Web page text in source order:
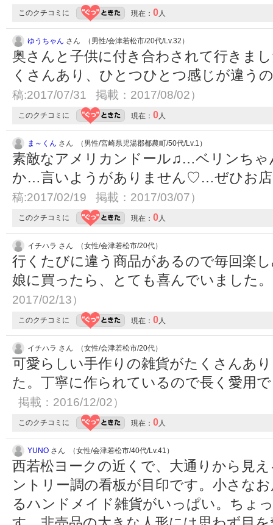
このクチコミに 現在： 0 人
ゆうちゃん さん （男性/会津若松市/20代/Lv.32）
奥さんと子供に付き合わされて行きま
くさんあり、ひとつひとつ感じが違う
稿:2017/07/31 掲載：2017/08/02）
このクチコミに 現在： 0 人
ま～くん さん （男性/宮崎県児湯郡都農町/50代/Lv.1）
素敵なアメリカンドール♫…ベリンち
か…言いようがありません♡…ぜひお
稿:2017/02/19 掲載：2017/03/07）
このクチコミに 現在： 0 人
イチハラ さん （女性/会津若松市/20代）
行くたびに違う商品があるので毎回楽
娘に買ったら、とても喜んでいました
2017/02/13）
このクチコミに 現在： 0 人
イチハラ さん （女性/会津若松市/20代）
可愛らしい手作りの雑貨がたくさんあ
た。丁寧に作られているので長く愛用
掲載：2016/12/02）
このクチコミに 現在： 0 人
YUNO さん （女性/会津若松市/40代/Lv.41）
西若松ヨークの近くで、大通りから見
ントリー調の看板が目印です。小さな
るハンドメイド雑貨がいっぱい。ちょ